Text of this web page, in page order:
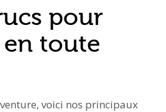
pour
toute
voici nos principaux